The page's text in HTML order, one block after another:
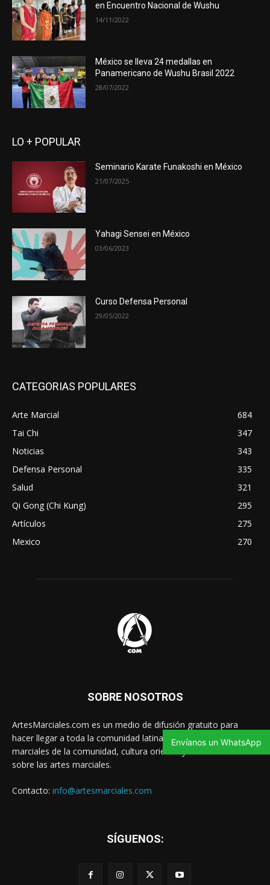
en Encuentro Nacional de Wushu
14/11/2022
México se lleva 24 medallas en
Panamericano de Wushu Brasil 2022
28/07/2022
LO + POPULAR
Seminario Karate Funakoshi en México
21/07/2025
Yahagi Sensei en México
03/06/2023
Curso Defensa Personal
29/05/2022
CATEGORIAS POPULARES
Arte Marcial
684
Tai Chi
347
Noticias
343
Defensa Personal
335
Salud
321
Qi Gong (Chi Kung)
295
Artículos
275
Mexico
270
SOBRE NOSOTROS
ArtesMarciales.com es un medio de difusión gratuito para
hacer llegar a toda la comunidad latina las noticias de artes
marciales de la comunidad, cultura oriental y contenido valioso
sobre las artes marciales.
Contacto: info@artesmarciales.com
SÍGUENOS:
Envíanos un WhatsApp